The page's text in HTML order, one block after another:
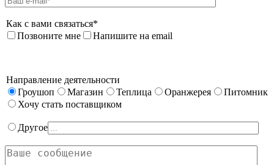
Как с вами связаться*
Позвоните мне
Напишите на email
Направление деятельности
Гроушоп
Магазин Теплица Оранжерея
Питомник
Хочу стать поставщиком
Другое